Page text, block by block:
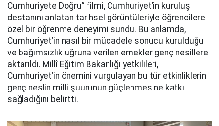
Cumhuriyete Doğru” filmi, Cumhuriyet’in kuruluş
destanını anlatan tarihsel görüntüleriyle öğrencilere
özel bir öğrenme deneyimi sundu. Bu anlamda,
Cumhuriyet’in nasıl bir mücadele sonucu kurulduğu
ve bağımsızlık uğruna verilen emekler genç nesillere
aktarıldı. Millî Eğitim Bakanlığı yetkilileri,
Cumhuriyet’in önemini vurgulayan bu tür etkinliklerin
genç neslin milli şuurunun güçlenmesine katkı
sağladığını belirtti.